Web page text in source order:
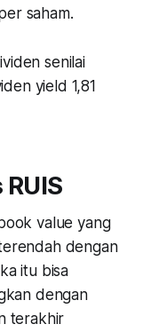
saham.
senilai
yield 1,81
value yang
dengan
itu bisa
dengan
terakhir